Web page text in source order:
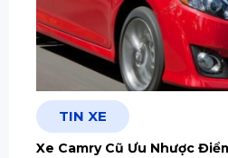
TIN XE
Xe Camry Cũ Ưu Nhược